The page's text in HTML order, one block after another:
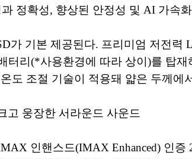
정확성, 향상된 안정성 및 AI 가속
가 기본 제공된다. 프리미엄 저전
터리(*사용환경에 따라 상이)를 탑
온도 조절 기술이 적용돼 얇은 두께
웅장한 서라운드 사운드
인핸스드(IMAX Enhanced) 인